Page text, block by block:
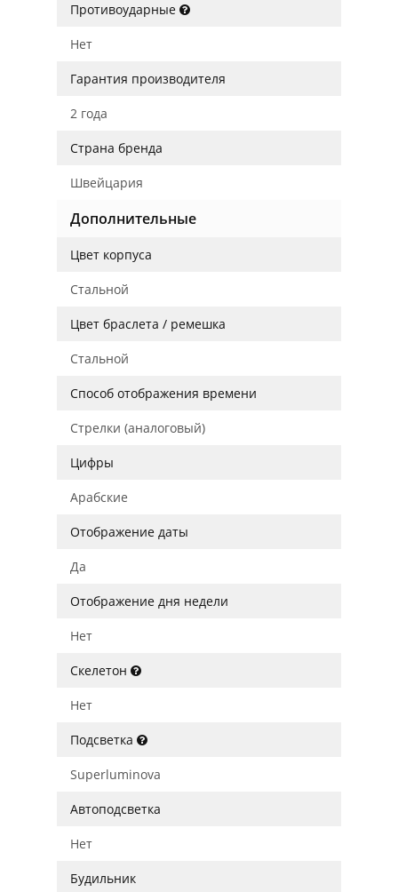
Противоударные
Нет
Гарантия производителя
2 года
Страна бренда
Швейцария
Дополнительные
Цвет корпуса
Стальной
Цвет браслета / ремешка
Стальной
Способ отображения времени
Стрелки (аналоговый)
Цифры
Арабские
Отображение даты
Да
Отображение дня недели
Нет
Скелетон
Нет
Подсветка
Superluminova
Автоподсветка
Нет
Будильник